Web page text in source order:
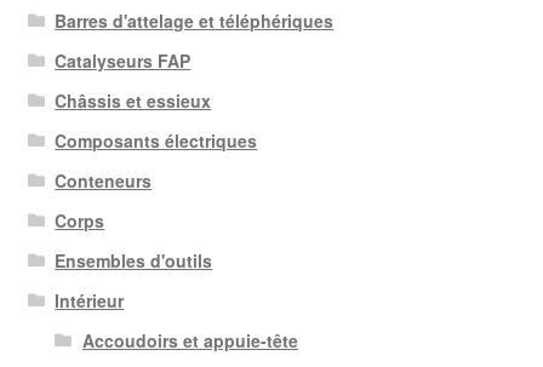
récent
au
plus
ancien
Barres d'attelage et téléphériques
Catalyseurs FAP
Châssis et essieux
Composants électriques
Conteneurs
Corps
Ensembles d'outils
Intérieur
Accoudoirs et appuie-tête